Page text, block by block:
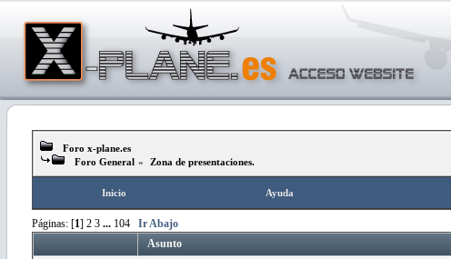
Foro x-plane.es
Foro General » Zona de presentaciones.
Inicio Ayuda
Páginas: [1] 2 3 ... 104
Ir Abajo
Asunto